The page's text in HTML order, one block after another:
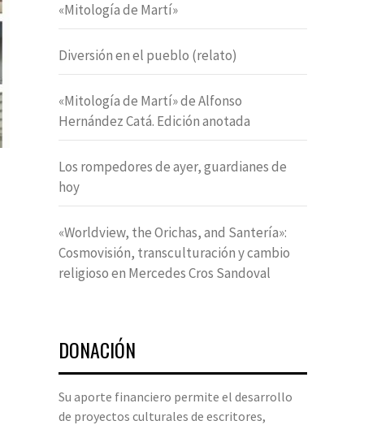
«Mitología de Martí»
Diversión en el pueblo (relato)
«Mitología de Martí» de Alfonso
Hernández Catá. Edición anotada
Los rompedores de ayer, guardianes de
hoy
«Worldview, the Orichas, and Santería»:
Cosmovisión, transculturación y cambio
religioso en Mercedes Cros Sandoval
DONACIÓN
Su aporte financiero permite el desarrollo
de proyectos culturales de escritores,